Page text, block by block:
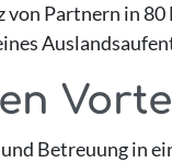
Partnern in 80
Betreuung in